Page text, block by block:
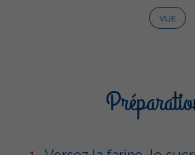
VUE